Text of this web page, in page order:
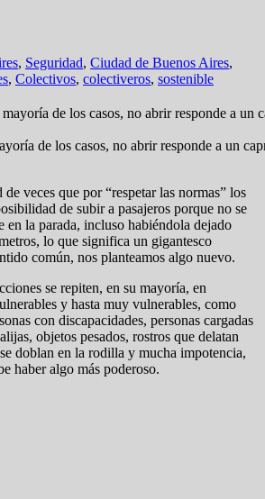
, Seguridad, Ciudad de Buenos Aires,
, Colectivos, colectiveros, sostenible
de los casos, no abrir responde a un
veces que por “respetar las normas” los
de subir a pasajeros porque no se
en la parada, incluso habiéndola dejado
lo que significa un gigantesco
común, nos planteamos algo nuevo.
se repiten, en su mayoría, en
y hasta muy vulnerables, como
con discapacidades, personas cargadas
objetos pesados, rostros que delatan
doblan en la rodilla y mucha impotencia,
haber algo más poderoso.